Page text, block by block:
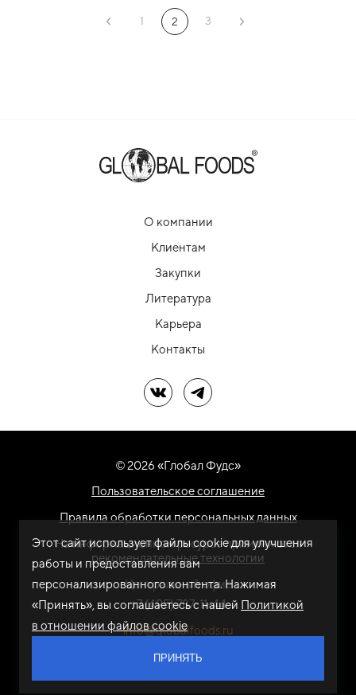
1 2 3
О компании
Клиентам
Закупки
Литература
Карьера
Контакты
Мы в ВКМы в Telegram
© 2026 «Глобал Фудс»
Пользовательское соглашение
Правила обработки персональных данных
На информационном ресурсе применяются
рекомендательные технологии
Центральный офис
+7 (495) 787-11-44
info@globalfoods.ru
Этот сайт использует файлы cookie для улучшения
работы и предоставления вам
персонализированного контента. Нажимая
«Принять», вы соглашаетесь с нашей Политикой
в отношении файлов cookie
ПРИНЯТЬ